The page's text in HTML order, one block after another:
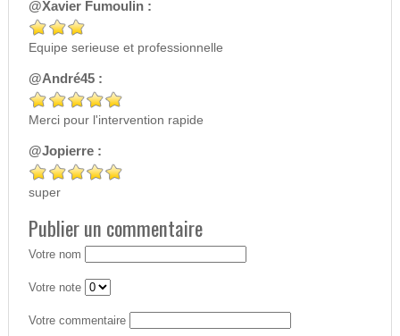
@Xavier Fumoulin :
Equipe serieuse et professionnelle
@André45 :
Merci pour l'intervention rapide
@Jopierre :
super
Publier un commentaire
Votre nom
Votre note
Votre commentaire